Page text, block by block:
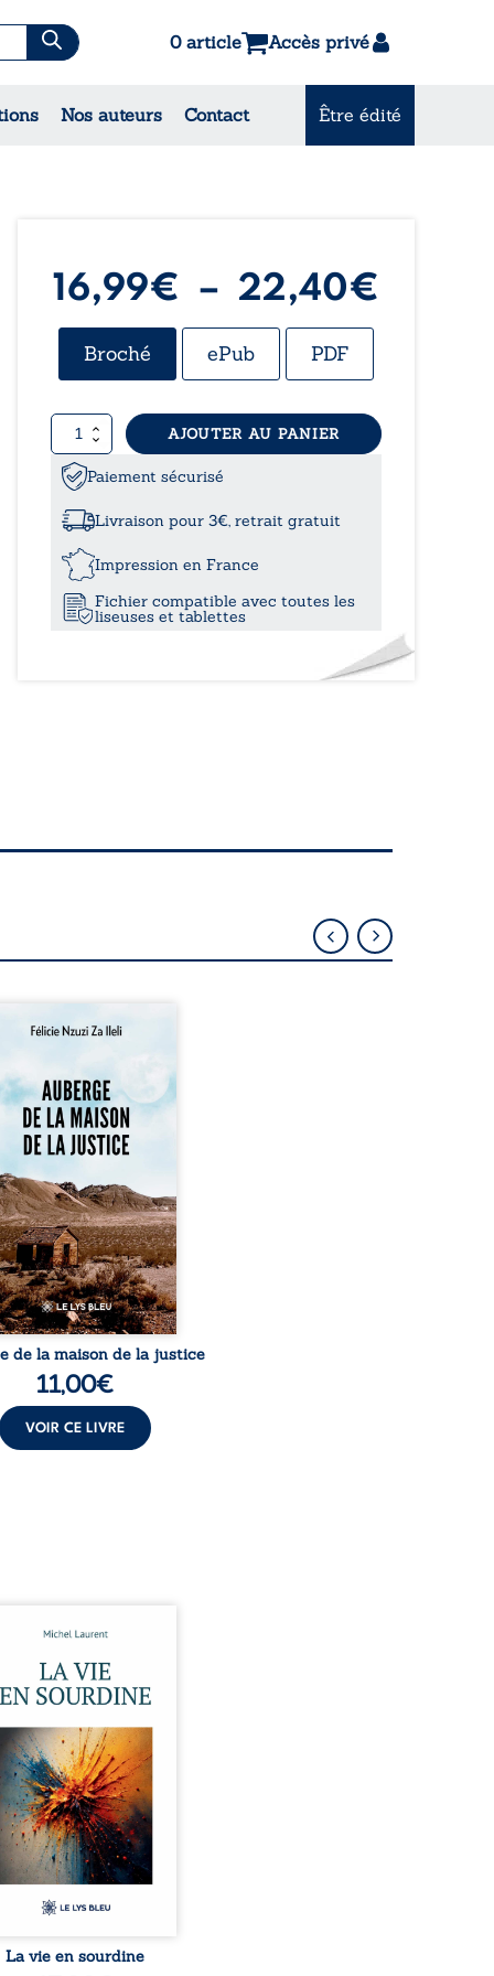
0 article Accès privé
Nos auteurs Contact Être édité
& Contes
16,99€ – 22,40€
Broché ePub PDF
quantité
de
Ce
croit,
l’esprit
sait
AJOUTER AU PANIER
Paiement sécurisé
Livraison pour 3€, retrait gratuit
Impression en France
Fichier compatible avec toutes les
liseuses et tablettes
de la maison de la
exemplaire de Mbala
Lema Félix.
intègre, fervent
des droits humains
l’indépendance
il voit sa carrière de
quatre ans brutalement
par une révocation
en 2009, plongeant
dans un chaos matériel
et moral. À ...
de la maison de la justice
11,00€
VOIR CE LIVRE
et Pierre se sont
par hasard, et se sont
simplement, persuadés
présence de l’autre
Ils mènent une
modeste, rythmée
travail, la fatigue et les
La mort de la mère de
chez qui ils vivent,
un équilibre déjà
Puis vient la
de leur enfant, et le
basculement. ...
La vie en sourdine